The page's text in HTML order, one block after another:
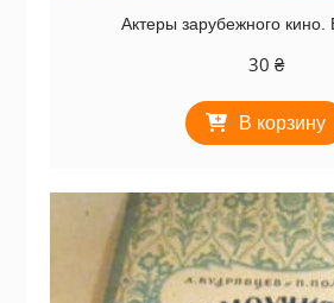
Актеры зарубежного кино.
30 ₴
В корзину